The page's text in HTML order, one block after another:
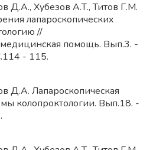
Д.А., Хубезов А.Т., Титов Г.М.
лапароскопических
//
помощь. Вып.3. -
- 115.
Д.А. Лапароскопическая
колопроктологии. Вып.18. -